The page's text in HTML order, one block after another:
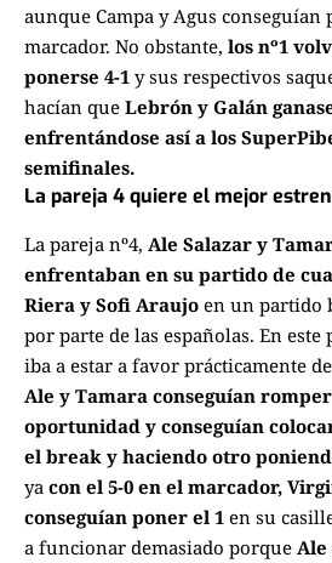
aunque Campa y Agus conseguían
marcador. No obstante, los nº1
ponerse 4-1 y sus respectivos
hacían que Lebrón y Galán
enfrentándose así a los
semifinales.
La pareja 4 quiere el mejor
La pareja nº4, Ale Salazar y
enfrentaban en su partido de
Riera y Sofi Araujo en un partido
por parte de las españolas. En
iba a estar a favor prácticamente
Ale y Tamara conseguían
oportunidad y conseguían
el break y haciendo otro
ya con el 5-0 en el marcador,
conseguían poner el 1 en su
a funcionar demasiado porque